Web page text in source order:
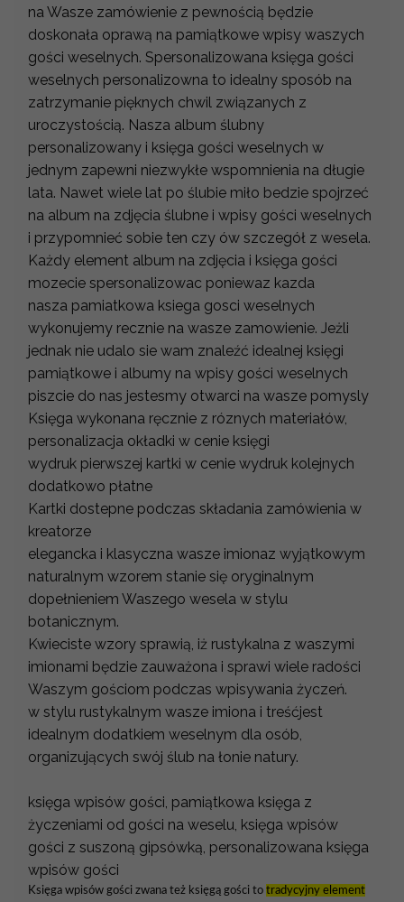
na Wasze zamówienie z pewnością będzie
doskonała oprawą na pamiątkowe wpisy waszych
gości weselnych. Spersonalizowana księga gości
weselnych personalizowna to idealny sposób na
zatrzymanie pięknych chwil związanych z
uroczystością. Nasza album ślubny
personalizowany i księga gości weselnych w
jednym zapewni niezwykłe wspomnienia na długie
lata. Nawet wiele lat po ślubie miło bedzie spojrzeć
na album na zdjęcia ślubne i wpisy gości weselnych
i przypomnieć sobie ten czy ów szczegół z wesela.
Każdy element album na zdjęcia i księga gości
mozecie spersonalizowac poniewaz kazda
nasza pamiatkowa ksiega gosci weselnych
wykonujemy recznie na wasze zamowienie. Jeżli
jednak nie udalo sie wam znaleźć idealnej księgi
pamiątkowe i albumy na wpisy gości weselnych
piszcie do nas jestesmy otwarci na wasze pomysly
Księga wykonana ręcznie z róznych materiałów,
personalizacja okładki w cenie księgi
wydruk pierwszej kartki w cenie wydruk kolejnych
dodatkowo płatne
Kartki dostepne podczas składania zamówienia w
kreatorze
elegancka i klasyczna wasze imionaz wyjątkowym
naturalnym wzorem stanie się oryginalnym
dopełnieniem Waszego wesela w stylu
botanicznym.
Kwieciste wzory sprawią, iż rustykalna z waszymi
imionami będzie zauważona i sprawi wiele radości
Waszym gościom podczas wpisywania życzeń.
w stylu rustykalnym wasze imiona i treśćjest
idealnym dodatkiem weselnym dla osób,
organizujących swój ślub na łonie natury.
księga wpisów gości, pamiątkowa księga z
życzeniami od gości na weselu, księga wpisów
gości z suszoną gipsówką, personalizowana księga
wpisów gości
Księga wpisów gości zwana też księgą gości to tradycyjny element